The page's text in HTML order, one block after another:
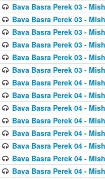
Bava Basra Perek 03 -
Bava Basra Perek 03 -
Bava Basra Perek 03 -
Bava Basra Perek 03 -
Bava Basra Perek 03 -
Bava Basra Perek 03 -
Bava Basra Perek 04 -
Bava Basra Perek 04 -
Bava Basra Perek 04 -
Bava Basra Perek 04 -
Bava Basra Perek 04 -
Bava Basra Perek 04 -
Bava Basra Perek 04 -
Bava Basra Perek 04 -